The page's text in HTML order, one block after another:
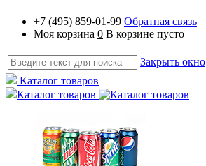
+7 (495) 859-01-99 Обратная связь
Моя корзина 0 В корзине пусто
Закрыть окно
Каталог товаров
Каталог товаров